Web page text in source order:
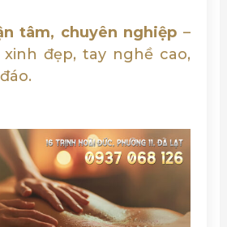
tâm, chuyên nghiệp –
đẹp, tay nghề cao,